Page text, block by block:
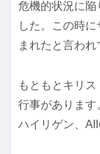
危機的状況に陥
した。この時
まれたと言われ
もともとキリ
行事がありま
ハイリゲン、